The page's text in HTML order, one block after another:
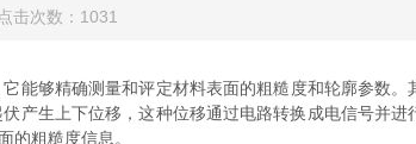
次数：1031
能够精确测量和评定材料表面的粗糙度和轮廓参数
产生上下位移，这种位移通过电路转换成电信号并进
的粗糙度信息。